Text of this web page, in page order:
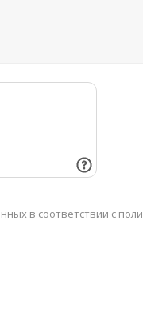
в соответствии с